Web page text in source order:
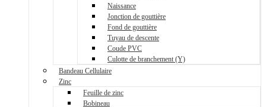
Naissance
Jonction de gouttière
Fond de gouttière
Tuyau de descente
Coude PVC
Culotte de branchement (Y)
Bandeau Cellulaire
Zinc
Feuille de zinc
Bobineau